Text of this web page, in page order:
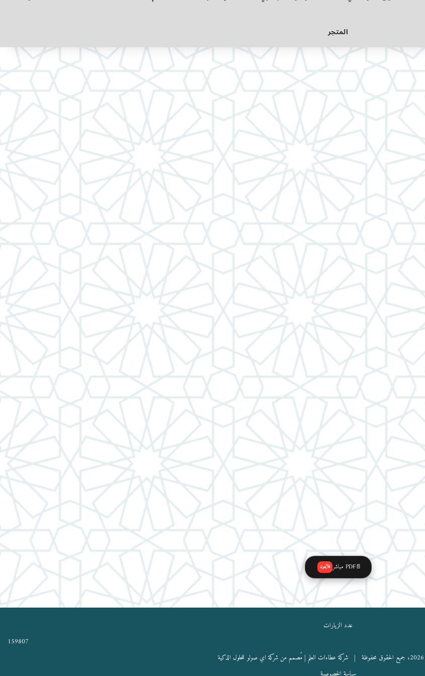
المتجر
📄PDF مباشر للآيفون
عدد الزيارات
159807
شركة عطاءات العلم| مُصمم من شركة اي صولو للحلول الذكية